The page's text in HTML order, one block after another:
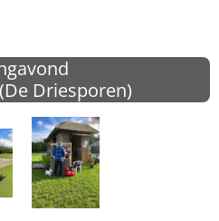
De Driesporen)